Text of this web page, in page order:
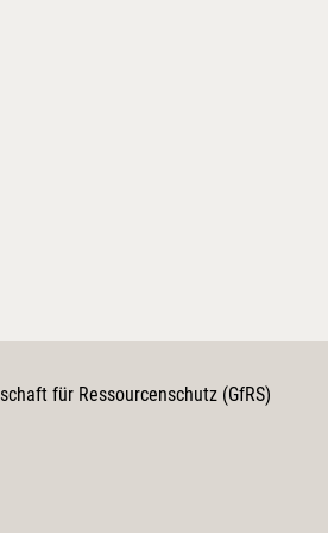
Gar
Hier konnten die
ihr Auge für
Echtes
und
fachlichem
wird.
für Ressourcenschutz (GfRS)